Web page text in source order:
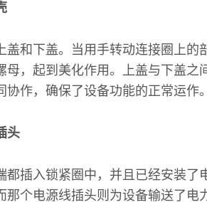
盖和下盖。当用手转动连接圈上的
母，起到美化作用。上盖与下盖之
协作，确保了设备功能的正常运作。
头
都插入锁紧圈中，并且已经安装了
那个电源线插头则为设备输送了电